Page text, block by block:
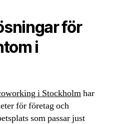
för
i
i Stockholmhar
för företag och
som passar just